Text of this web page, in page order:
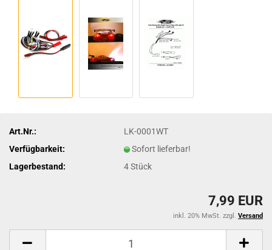
Art.Nr.:
LK-0001WT
Verfügbarkeit:
Sofort lieferbar!
Lagerbestand:
4Stück
7,99 EUR
inkl. 20% MwSt. zzgl. Versand